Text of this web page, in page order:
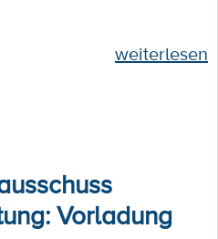
weiterlesen
Vorladung